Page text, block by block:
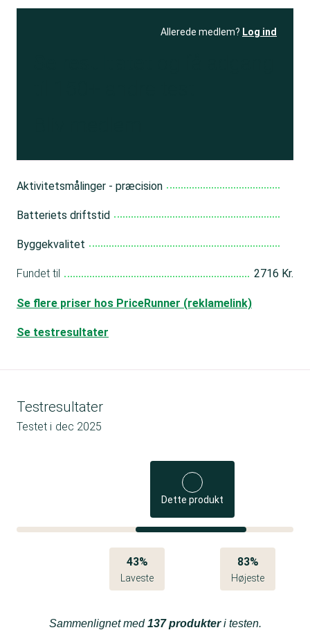
Allerede medlem? Log ind
Aktivitetsmålinger - præcision
Batteriets driftstid
Byggekvalitet
Fundet til 2716 Kr.
Se flere priser hos PriceRunner (reklamelink)
Se testresultater
Testresultater
Testet i dec 2025
Dette produkt
43%
Laveste
83%
Højeste
Sammenlignet med137 produkteri testen.